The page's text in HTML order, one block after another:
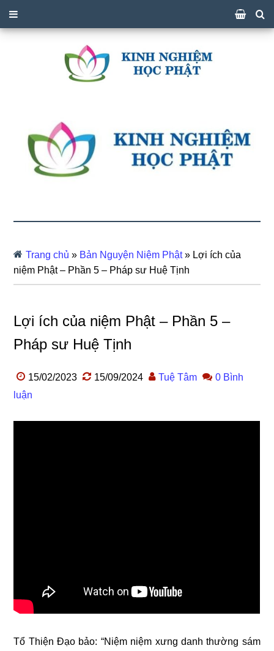
Trang chủ » Bản Nguyện Niệm Phật» Lợi ích của
niệm Phật – Phần 5 – Pháp sư Huệ Tịnh
Lợi ích của niệm Phật – Phần 5 –
Pháp sư Huệ Tịnh
15/02/2023 15/09/2024 Tuệ Tâm
0 Bình
luận
Tổ Thiện Đạo bảo: “Niệm niệm xưng danh thường sám